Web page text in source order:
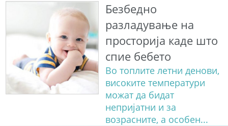
Безбедно
разладување на
просторија каде што
спие бебето
Во топлите летни денови,
високите температури
можат да бидат
непријатни и за
возрасните, а особен...